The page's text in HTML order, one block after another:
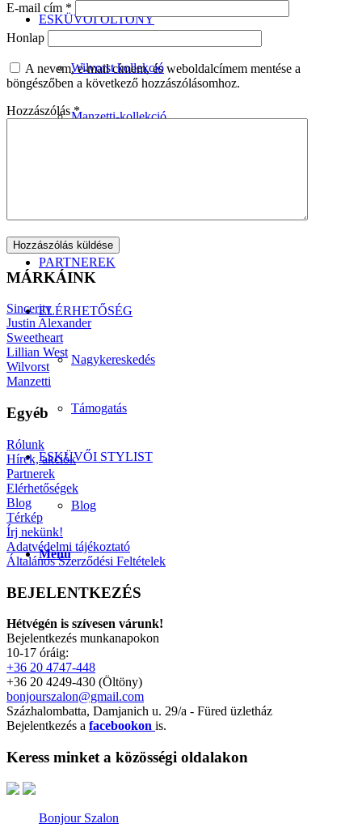
ESKÜVŐI ÖLTÖNY
Wilvorst kollekció
Manzetti-kollekció
PARTNEREK
ELÉRHETŐSÉG
Nagykereskedés
Támogatás
ESKÜVŐI STYLIST
Blog
Menu
E-mail cím *
Honlap
A nevem, e-mail címem, és weboldalcímem mentése a
böngészőben a következő hozzászólásomhoz.
Hozzászólás*
MÁRKÁINK
Sincerity
Justin Alexander
Sweetheart
Lillian West
Wilvorst
Manzetti
Egyéb
Rólunk
Hírek, akciók
Partnerek
Elérhetőségek
Blog
Térkép
Írj nekünk!
Adatvédelmi tájékoztató
Általános Szerződési Feltételek
BEJELENTKEZÉS
Hétvégén is szívesen várunk!
Bejelentkezés munkanapokon
10-17 óráig:
+36 20 4747-448
+36 20 4249-430 (Öltöny)
bonjourszalon@gmail.com
Százhalombatta, Damjanich u. 29/a - Füred üzletház
Bejelentkezés a facebookon is.
Keress minket a közösségi oldalakon
Minden jog Fenntartva © Copyright - Bonjour Menyasszonyi és